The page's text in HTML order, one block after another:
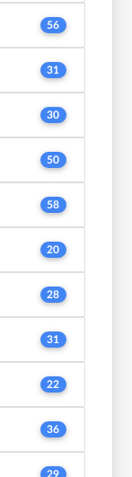
56
31
30
50
58
20
28
31
22
36
29